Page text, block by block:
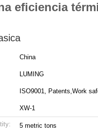
eficiencia
China
LUMING
ISO9001, Patents,Work
XW-1
5 metric tons